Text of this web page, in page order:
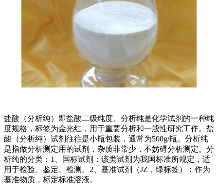
盐酸（分析纯）即盐酸二级纯度。分析纯是化学试剂的一种纯
度规格，标签为金光红，用于重要分析和一般性研究工作。盐
酸（分析纯）试剂往往是小瓶包装，通常为500g/瓶。分析纯
是指做分析测定用的试剂，杂质非常少，不妨碍分析测定。分
析纯的分类：1、国标试剂：该类试剂为我国标准所规定，适
用于检验、鉴定、检测。2、基准试剂（JZ，绿标签）：作为
基准物质，标定标准溶液。